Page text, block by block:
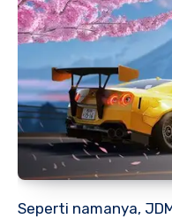
Seperti namanya,